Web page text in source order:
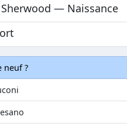
— Naissance
neuf ?